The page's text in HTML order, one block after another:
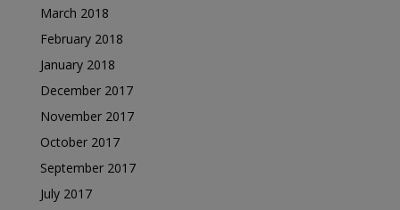
March 2018
February 2018
January 2018
December 2017
November 2017
October 2017
September 2017
July 2017